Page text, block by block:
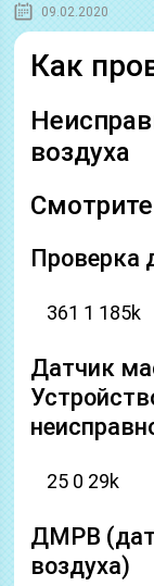
09.02.2020
Как
воздуха
Проверка
361 1 185k
Датчик
25 0 29k
ДМРВ
воздуха)